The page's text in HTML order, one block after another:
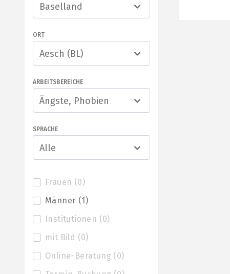
Baselland
ORT
Aesch (BL)
ARBEITSBEREICHE
Ängste, Phobien
SPRACHE
Alle
Frauen (0)
Männer (1)
Institutionen (0)
mit Bild (0)
Online-Beratung ( 0)